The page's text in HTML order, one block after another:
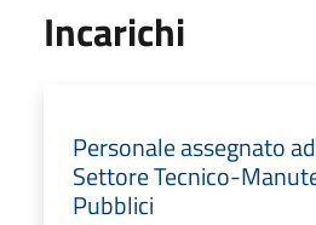
Incarichi
Personale assegnato
Settore Tecnico-
Pubblici